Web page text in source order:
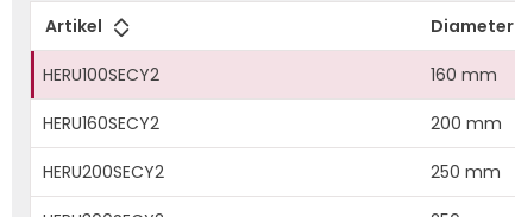
Artikel Diameter
HERU100SECY2 160 mm
HERU160SECY2 200 mm
HERU200SECY2 250 mm